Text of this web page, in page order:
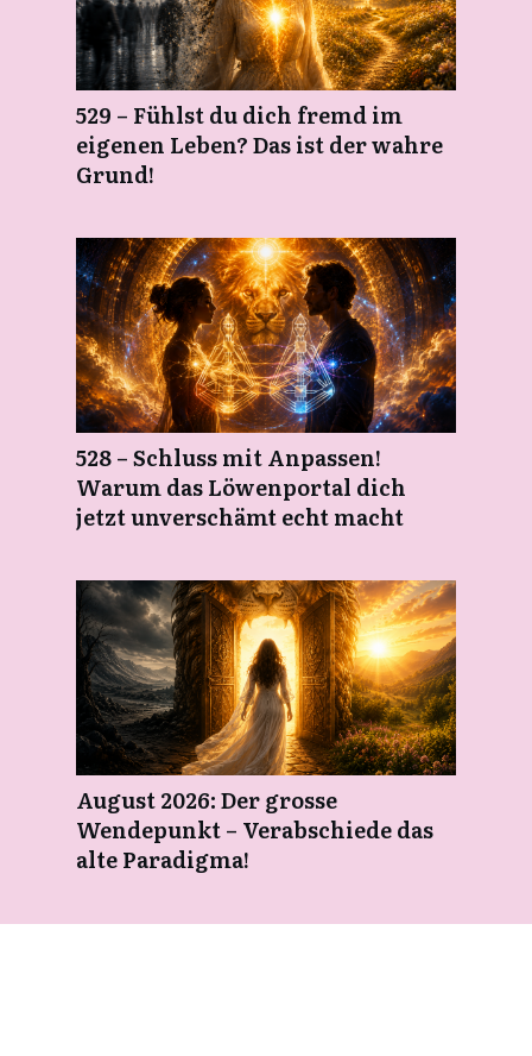
529 – Fühlst du dich fremd im
eigenen Leben? Das ist der wahre
Grund!
528 – Schluss mit Anpassen!
Warum das Löwenportal dich
jetzt unverschämt echt macht
August 2026: Der grosse
Wendepunkt – Verabschiede das
alte Paradigma!